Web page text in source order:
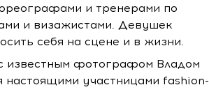
и тренерами по
и визажистами. Девушек
себя на сцене и в жизни.
известным фотографом Владом
настоящими участницами fashion-